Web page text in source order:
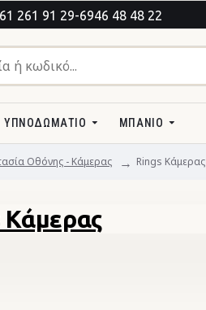
261 91 29-6946 48 48 22
ΥΠΝΟΔΩΜΆΤΙΟ ΜΠΆΝΙΟ
Οθόνης - Κάμερας Rings Κάμερας
Κάμερας